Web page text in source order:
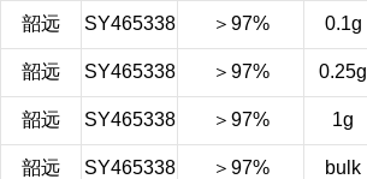
韶远 SY465338 ＞97% 0.1g
韶远 SY465338 ＞97% 0.25g
韶远 SY465338 ＞97% 1g
韶远 SY465338 ＞97% bulk